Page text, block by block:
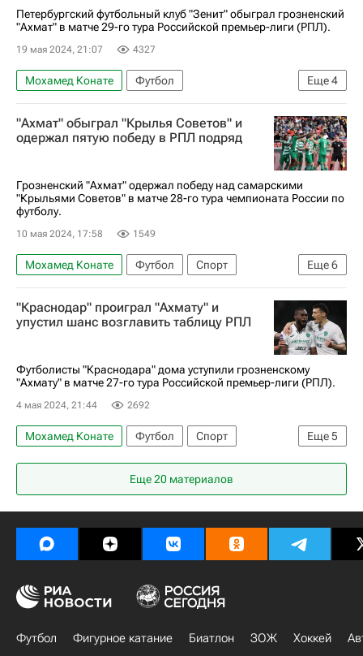
Петербургский футбольный клуб "Зенит" обыграл грозненский
"Ахмат" в матче 29-го тура Российской премьер-лиги (РПЛ).
19 мая 2024, 21:07 4327
Еще4
Мохамед Конате
Футбол
Матео Кассьерра
Зенит
Ахмат
РПЛ 2026-2027 (Чемпионат России по футболу)
"Ахмат" обыграл "Крылья Советов" и
одержал пятую победу в РПЛ подряд
Грозненский "Ахмат" одержал победу над самарскими
"Крыльями Советов" в матче 28-го тура чемпионата России по
футболу.
10 мая 2024, 17:58 1549
Еще6
Мохамед Конате Футбол
Спорт
Россия
Самара
Бернард Бериша
Крылья Советов
Зенит Ахмат
"Краснодар" проиграл "Ахмату" и
упустил шанс возглавить таблицу РПЛ
Футболисты "Краснодара" дома уступили грозненскому
"Ахмату" в матче 27-го тура Российской премьер-лиги (РПЛ).
4 мая 2024, 21:44 2692
Еще5
Мохамед Конате Футбол
Спорт
Краснодар
Москва Краснодар
Ахмат
Еще 20 материалов
Футбол Фигурное катание Биатлон ЗОЖ Хоккей